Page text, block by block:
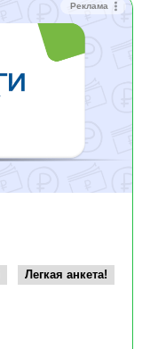
Реклама
Легкая анкета!